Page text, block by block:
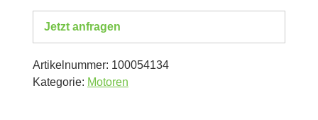
Jetzt anfragen
Artikelnummer: 100054134
Kategorie: Motoren